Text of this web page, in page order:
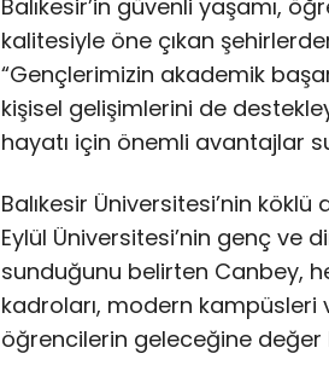
Balıkesir’in güvenli yaşamı,
kalitesiyle öne çıkan
“Gençlerimizin akademik
kişisel gelişimlerini de
hayatı için önemli avantajlar
Balıkesir Üniversitesi’nin
Eylül Üniversitesi’nin genç ve
sunduğunu belirten Canbey,
kadroları, modern kampüsleri
öğrencilerin geleceğine değer